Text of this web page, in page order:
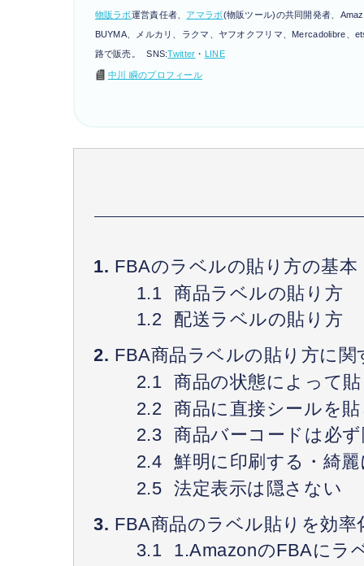
物販ラボ運営責任者、 アマラボ(物販ツール)の共同開発者、
BUYMA、メルカリ、ラクマ、ヤフオクフリマ、Mercadolibre、
路で販売。 SNS:Twitter ・ LINE
中川 瞬のプロフィール
FBAのラベルの貼り方の基本
商品ラベルの貼り方
配送ラベルの貼り方
FBA商品ラベルの貼り方に関
商品の状態によって
商品に直接シールを
商品バーコードは必
鮮明に印刷する・綺
法定表示は隠さない
FBA商品のラベル貼りを効率
1.AmazonのFBAにラ